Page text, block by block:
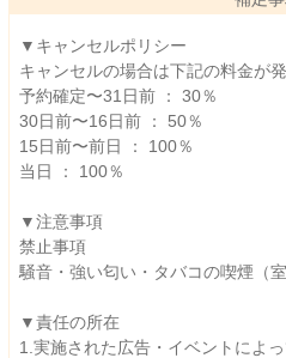
▼キャンセルポリシー
キャンセルの場合は下記の料金が
予約確定〜31日前 ： 30％
30日前〜16日前 ： 50％
15日前〜前日 ： 100％
当日 ： 100％
▼注意事項
禁止事項
騒音・強い匂い・タバコの喫煙（
▼責任の所在
1.実施された広告・イベントによ